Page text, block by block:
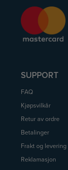
SUPPORT
FAQ
Kjøpsvilkår
Retur av ordre
Betalinger
Frakt og levering
Reklamasjon